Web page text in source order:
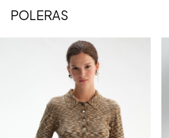
POLERAS